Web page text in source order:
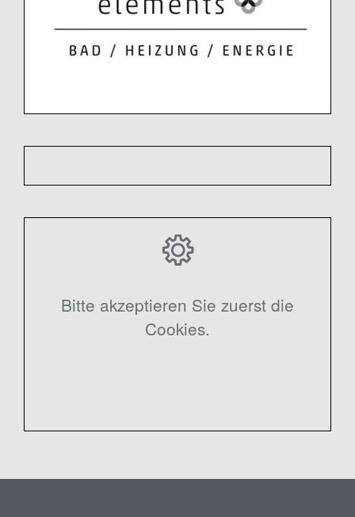
Bitte akzeptieren Sie zuerst die
Cookies.